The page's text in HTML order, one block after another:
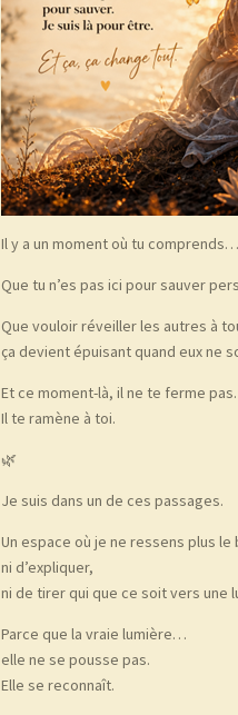
Il y a un moment où tu comprends…
Que tu n’es pas ici pour sauver
Que vouloir réveiller les autres à
ça devient épuisant quand eux ne
Et ce moment-là, il ne te ferme pas.
Il te ramène à toi.
🌿
Je suis dans un de ces passages.
Un espace où je ne ressens plus
ni d’expliquer,
ni de tirer qui que ce soit vers une
Parce que la vraie lumière…
elle ne se pousse pas.
Elle se reconnaît.